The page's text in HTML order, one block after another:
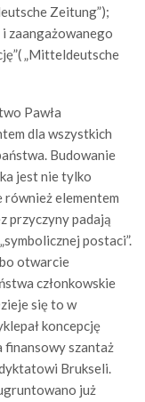
Zeitung”);
zaangażowanego
„Mitteldeutsche
Pawła
dla wszystkich
Budowanie
jest nie tylko
również elementem
przyczyny padają
postaci”.
otwarcie
członkowskie
się to w
koncepcję
finansowy szantaż
Brukseli.
już